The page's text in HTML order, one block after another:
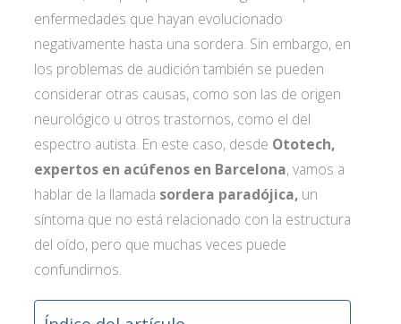
enfermedades que hayan evolucionado
negativamente hasta una sordera. Sin embargo, en
los problemas de audición también se pueden
considerar otras causas, como son las de origen
neurológico u otros trastornos, como el del
espectro autista. En este caso, desde Ototech,
expertos en acúfenos en Barcelona, vamos a
hablar de la llamada sordera paradójica, un
síntoma que no está relacionado con la estructura
del oído, pero que muchas veces puede
confundirnos.